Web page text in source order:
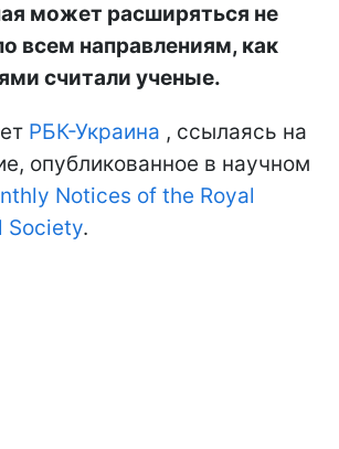
может расширяться не
всем направлениям, как
считали ученые.
РБК-Украина , ссылаясь на
опубликованное в научном
Notices of the Royal
Society.